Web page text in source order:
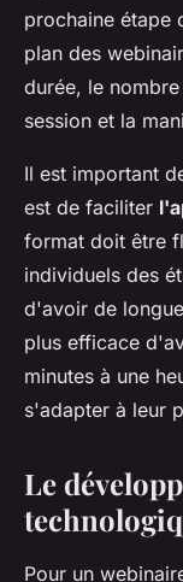
prochaine étape
plan des
durée, le
session et la
Il est important
est de faciliter
format doit être
individuels des
d'avoir de
plus efficace
minutes à une
s'adapter à leur
Le
Pour un